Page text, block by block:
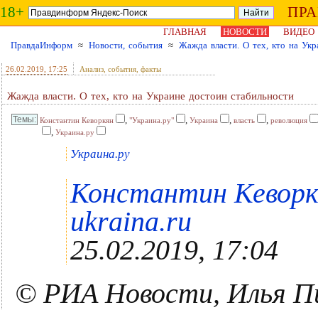
18+
ГЛАВНАЯ НОВОСТИ
ВИДЕО
ПравдаИнформ ≈ Новости, события ≈ Жажда власти. О тех, кто на
26.02.2019 , 17:25 Анализ, события, факты
Жажда власти. О тех, кто на Украине достоин стабильности
Константин Кеворкян , "Украина.ру" , Украина , власть , революция
, Украина.ру
Украина.ру
Константин
ukraina.ru
25.02.2019, 17:04
© РИА Новости, Илья